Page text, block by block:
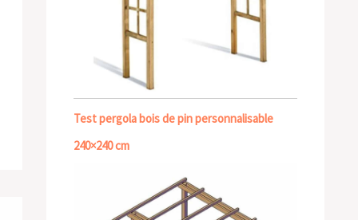
Test pergola bois de pin personnalisable
240×240 cm